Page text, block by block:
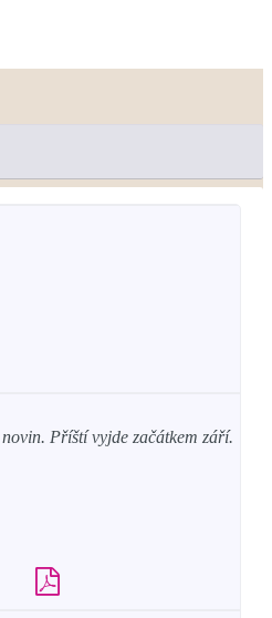
Příští vyjde začátkem září.